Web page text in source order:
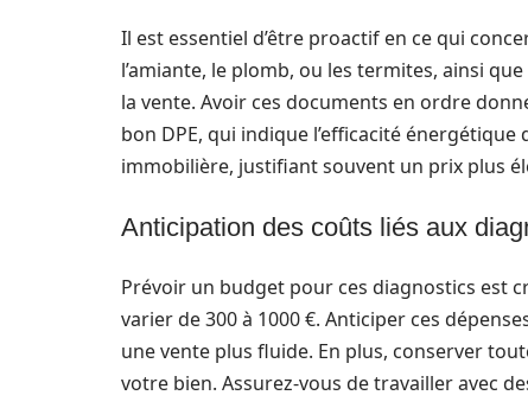
Il est essentiel d’être proactif en ce qui
l’amiante, le plomb, ou les termites, ainsi
la vente. Avoir ces documents en ordre
bon DPE, qui indique l’efficacité
immobilière, justifiant souvent un prix plus
Anticipation des coûts liés aux
Prévoir un budget pour ces diagnostics est
varier de 300 à 1000 €. Anticiper ces
une vente plus fluide. En plus, conserver
votre bien. Assurez-vous de travailler avec